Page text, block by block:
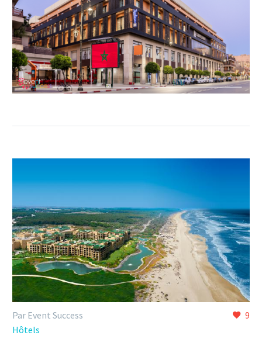
9
Par Event Success
Hôtels